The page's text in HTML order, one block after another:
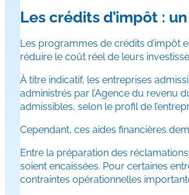
Les crédits d’impôt :
Les programmes de crédits d’impôt
réduire le coût réel de leurs
À titre indicatif, les entreprises
administrés par l’Agence du revenu
admissibles, selon le profil de
Cependant, ces aides financières
Entre la préparation des
soient encaissées. Pour certaines
contraintes opérationnelles